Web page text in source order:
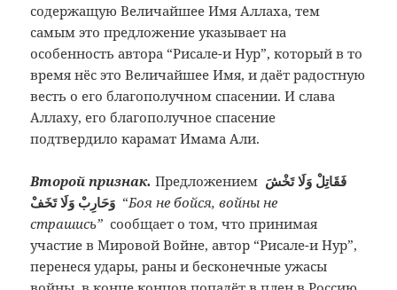
содержащую Величайшее Имя Аллаха, тем
самым это предложение указывает на
особенность автора “Рисале-и Нур”, который в то
время нёс это Величайшее Имя, и даёт радостную
весть о его благополучном спасении. И слава
Аллаху, его благополучное спасение
подтвердило карамат Имама Али.
Второй признак. Предложением فَقَاتِلْ وَلَا تَخْشَ
“Боя не бойся, войны не
страшись”сообщает о том, что принимая
участие в Мировой Войне, автор “Рисале-и Нур”,
перенеся удары, раны и бесконечные ужасы